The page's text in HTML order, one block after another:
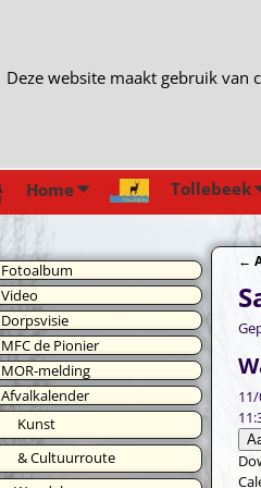
Home Tollebeek
←
Fotoalbum
Video
Dorpsvisie
MFC de Pionier
MOR-melding
Afvalkalender
Kunst
& Cultuurroute
Deze website maakt gebruik van